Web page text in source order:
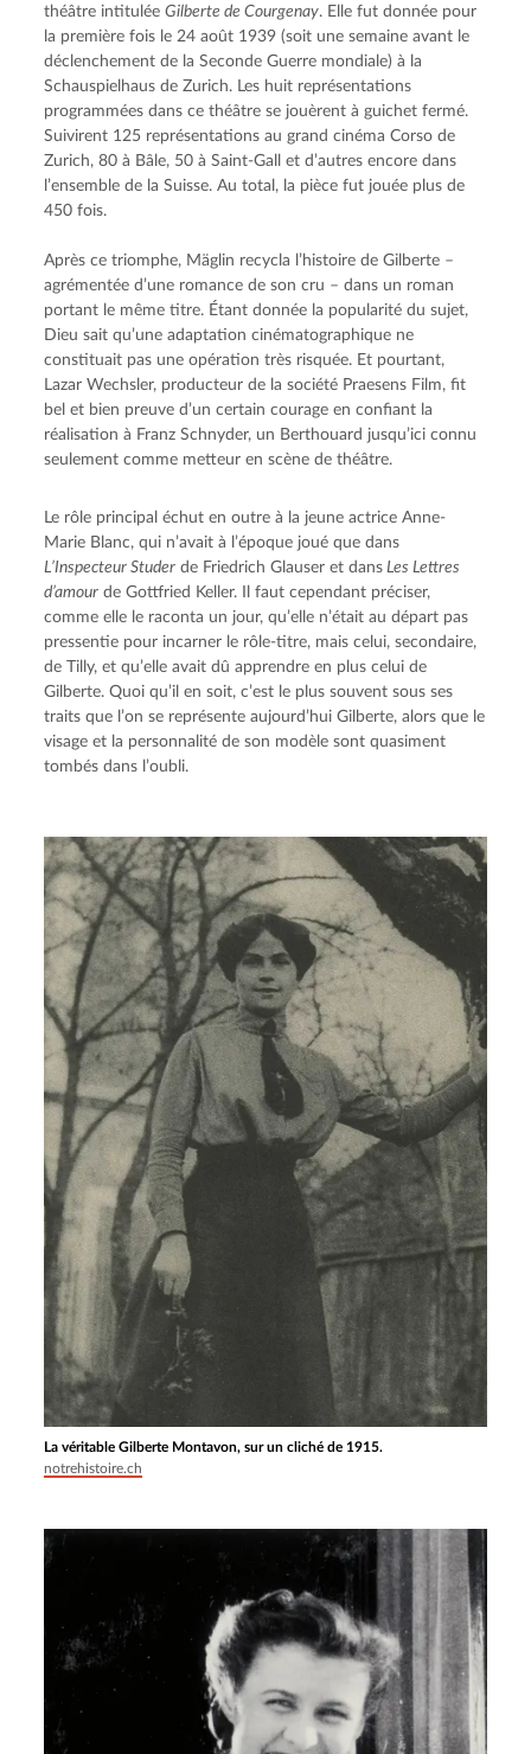
théâtre intitulée Gilberte de Courgenay. Elle fut donnée pour
la première fois le 24 août 1939 (soit une semaine avant le
déclenchement de la Seconde Guerre mondiale) à la
Schauspielhaus de Zurich. Les huit représentations
programmées dans ce théâtre se jouèrent à guichet fermé.
Suivirent 125 représentations au grand cinéma Corso de
Zurich, 80 à Bâle, 50 à Saint-Gall et d’autres encore dans
l’ensemble de la Suisse. Au total, la pièce fut jouée plus de
450 fois.
Après ce triomphe, Mäglin recycla l’histoire de Gilberte –
agrémentée d’une romance de son cru – dans un roman
portant le même titre. Étant donnée la popularité du sujet,
Dieu sait qu’une adaptation cinématographique ne
constituait pas une opération très risquée. Et pourtant,
Lazar Wechsler, producteur de la société Praesens Film, fit
bel et bien preuve d’un certain courage en confiant la
réalisation à Franz Schnyder, un Berthouard jusqu’ici connu
seulement comme metteur en scène de théâtre.
Le rôle principal échut en outre à la jeune actrice Anne-
L’Inspecteur Studer de Friedrich Glauser et dans Les Lettres
d’amour de Gottfried Keller. Il faut cependant préciser,
comme elle le raconta un jour, qu’elle n’était au départ pas
pressentie pour incarner le rôle-titre, mais celui, secondaire,
de Tilly, et qu’elle avait dû apprendre en plus celui de
Gilberte. Quoi qu’il en soit, c’est le plus souvent sous ses
traits que l’on se représente aujourd’hui Gilberte, alors que le
visage et la personnalité de son modèle sont quasiment
tombés dans l’oubli.
La véritable Gilberte Montavon, sur un cliché de 1915.
notrehistoire.ch